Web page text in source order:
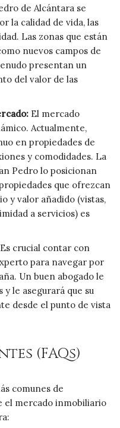
de Alcántara se
la calidad de vida, las
Las zonas que están
nuevos campos de
presentan un
del valor de las
El mercado
Actualmente,
en propiedades de
y comodidades. La
Pedro lo posicionan
que ofrezcan
y valor añadido (vistas,
a servicios) es
Es crucial contar con
para navegar por
Un buen abogado le
le asegurará que su
desde el punto de vista
(FAQs)
comunes de
el mercado inmobiliario